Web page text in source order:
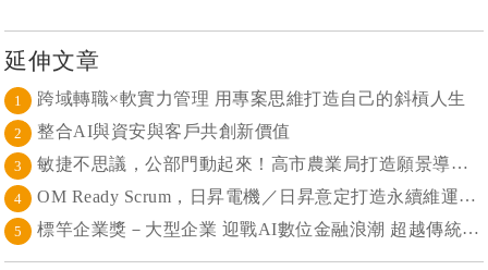
延伸文章
1 跨域轉職×軟實力管理 用專案思維打造自己的斜槓人生
2 整合AI與資安與客戶共創新價值
3 敏捷不思議，公部門動起來！高市農業局打造願景導向的社區敏捷自組織
4 OM Ready Scrum，日昇電機／日昇意定打造永續維運新典範
5 標竿企業獎－大型企業 迎戰AI數位金融浪潮 超越傳統的組織再定義